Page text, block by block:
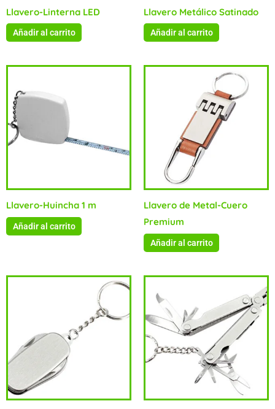
Llavero-Linterna LED
Añadir al carrito
Llavero Metálico Satinado
Añadir al carrito
Llavero-Huincha 1 m
Añadir al carrito
Llavero de Metal-Cuero
Premium
Añadir al carrito